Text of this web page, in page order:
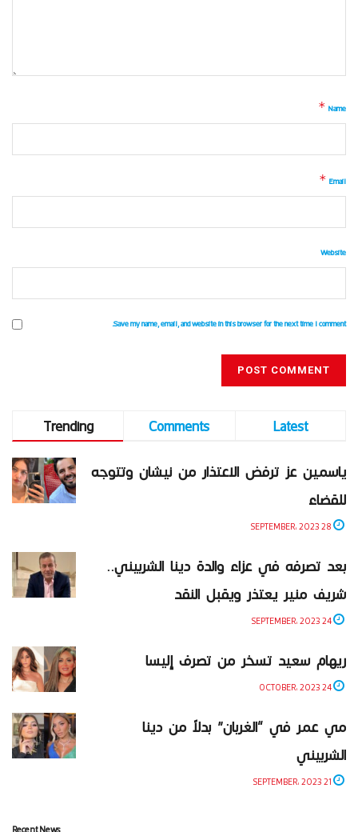
Name
*
Email
*
Website
Save my name, email, and website in this browser for the next time I comment.
Trending Comments
Latest
ياسمين عز ترفض الاعتذار من نيشان وتتوجه
للقضاء
بعد تصرفه في عزاء والدة دينا الشربيني..
شريف منير يعتذر ويقبل النقد
ريهام سعيد تسخر من تصرف إليسا
مي عمر في “الغربان” بدلاً من دينا
الشربيني